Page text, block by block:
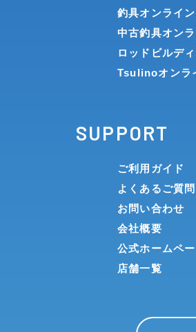
釣具オンライ
中古釣具オン
ロッドビルデ
Tsulinoオンラ
SUPPORT
ご利用ガイド
よくあるご質問
お問い合わせ
会社概要
公式ホームペ
店舗一覧